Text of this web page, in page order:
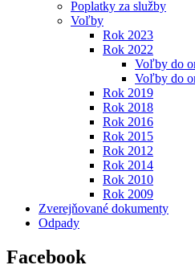
Poplatky za služby
Voľby
Rok 2023
Rok 2022
Voľby do
Voľby do
Rok 2019
Rok 2018
Rok 2016
Rok 2015
Rok 2012
Rok 2014
Rok 2010
Rok 2009
Zverejňované dokumenty
Odpady
Facebook